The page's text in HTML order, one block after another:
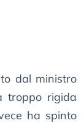
dal ministro
troppo rigida
ha spinto